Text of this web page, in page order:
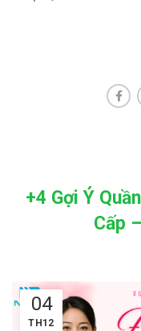
+4 Gợi Ý
Cấp
04
TH12